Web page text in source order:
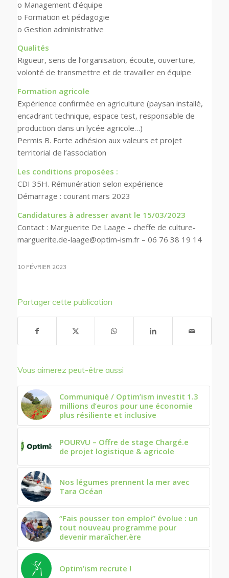
o Management d’équipe
o Formation et pédagogie
o Gestion administrative
Qualités
Rigueur, sens de l’organisation, écoute, ouverture,
volonté de transmettre et de travailler en équipe
Formation agricole
Expérience confirmée en agriculture (paysan installé,
encadrant technique, espace test, responsable de
production dans un lycée agricole…)
Permis B. Forte adhésion aux valeurs et projet
territorial de l’association
Les conditions proposées :
CDI 35H. Rémunération selon expérience
Démarrage : courant mars 2023
Candidatures à adresser avant le 15/03/2023
Contact : Marguerite De Laage – cheffe de culture-
marguerite.de-laage@optim-ism.fr – 06 76 38 19 14
10 FÉVRIER 2023
Partager cette publication
Vous aimerez peut-être aussi
Communiqué / Optim’ism investit 1.3
millions d’euros pour une économie
plus résiliente et inclusive
POURVU – Offre de stage Chargé.e
de projet logistique & agricole
Nos légumes prennent la mer avec
Tara Océan
“Fais pousser ton emploi” évolue : un
tout nouveau programme pour
devenir maraîcher.ère
Optim’ism recrute !